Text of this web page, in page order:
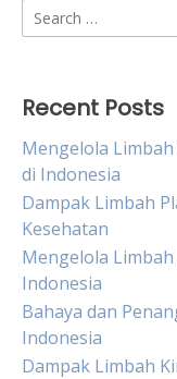
Search
for:
Recent Posts
Mengelola
di Indonesia
Dampak Limbah
Kesehatan
Mengelola
Indonesia
Bahaya dan
Indonesia
Dampak Limbah